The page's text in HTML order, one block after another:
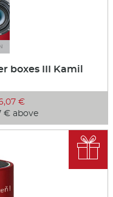
boxes III Kamil
€
€ above
